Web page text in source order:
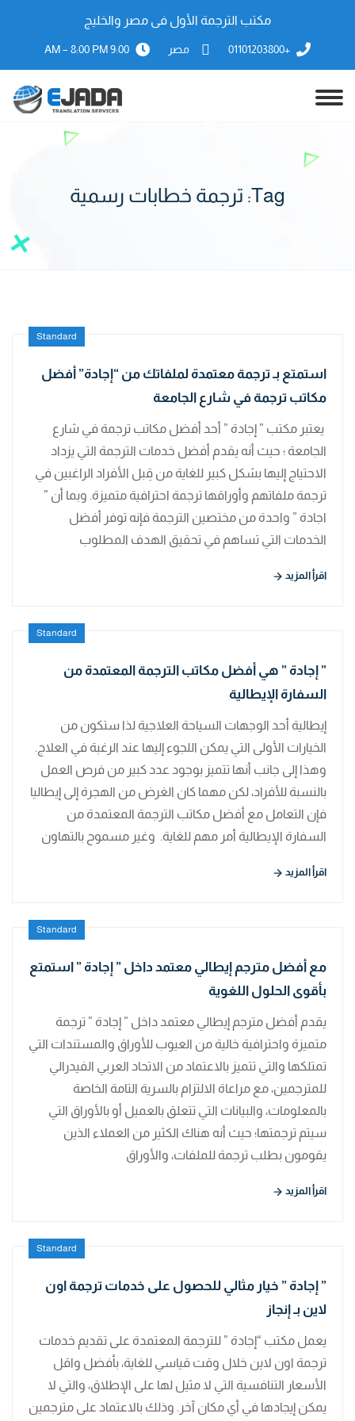
مكتب الترجمة الأول فى مصر والخليج
+01101203800 مصر 9:00 AM – 8:00 PM
Tag: ترجمة خطابات رسمية
Standard
استمتع بـ ترجمة معتمدة لملفاتك من “إجادة” أفضل
مكاتب ترجمة في شارع الجامعة
يعتبر مكتب ” إجادة ” أحد أفضل مكاتب ترجمة في شارع
الجامعة ؛ حيث أنه يقدم أفضل خدمات الترجمة التي يزداد
الاحتياج إليها بشكل كبير للغاية من قِبل الأفراد الراغبين في
ترجمة ملفاتهم وأوراقها ترجمة احترافية متميزة. وبما أن ”
اجادة ” واحدة من مختصين الترجمة فإنه توفر أفضل
الخدمات التي تساهم في تحقيق الهدف المطلوب
اقرأ المزيد
Standard
” إجادة ” هي أفضل مكاتب الترجمة المعتمدة من
السفارة الإيطالية
إيطالية أحد الوجهات السياحة العلاجية لذا ستكون من
الخيارات الأولى التي يمكن اللجوء إليها عند الرغبة في العلاج.
وهذا إلى جانب أنها تتميز بوجود عدد كبير من فرص العمل
بالنسبة للأفراد، لكن مهما كان الغرض من الهجرة إلى إيطاليا
فإن التعامل مع أفضل مكاتب الترجمة المعتمدة من
السفارة الإيطالية أمر مهم للغاية. وغير مسموح بالتهاون
اقرأ المزيد
Standard
مع أفضل مترجم إيطالي معتمد داخل ” إجادة ” استمتع
بأقوى الحلول اللغوية
يقدم أفضل مترجم إيطالي معتمد داخل ” إجادة ” ترجمة
متميزة واحترافية خالية من العيوب للأوراق والمستندات التي
تمتلكها والتي تتميز بالاعتماد من الاتحاد العربي الفيدرالي
للمترجمين، مع مراعاة الالتزام بالسرية التامة الخاصة
بالمعلومات، والبيانات التي تتعلق بالعميل أو بالأوراق التي
سيتم ترجمتها؛ حيث أنه هناك الكثير من العملاء الذين
يقومون بطلب ترجمة للملفات، والأوراق
اقرأ المزيد
Standard
” إجادة ” خيار مثالي للحصول على خدمات ترجمة اون
لاين بـ إنجاز
يعمل مكتب “إجادة ” للترجمة المعتمدة على تقديم خدمات
ترجمة اون لاين خلال وقت قياسي للغاية، بأفضل واقل
الأسعار التنافسية التي لا مثيل لها على الإطلاق، والتي لا
يمكن إيجادها في أي مكان آخر. وذلك بالاعتماد على مترجمين